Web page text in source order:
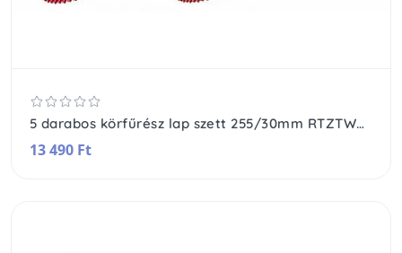
5 darabos körfűrész lap szett 255/30mm RTZTWD0082
13 490 Ft